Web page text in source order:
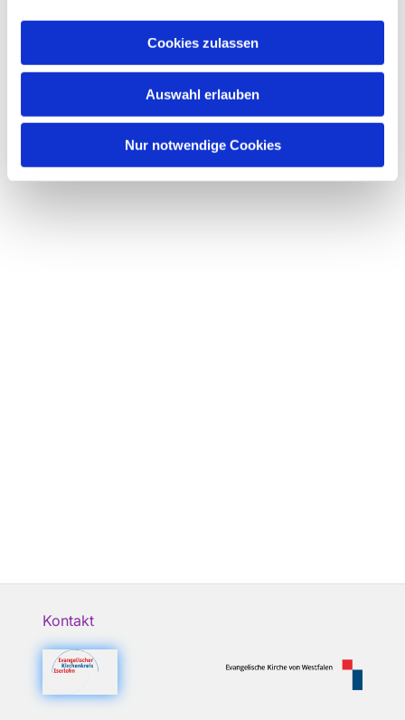
Cookies zulassen
Auswahl erlauben
Nur notwendige Cookies
Dies könnte Sie auch
interessieren
Kontakt